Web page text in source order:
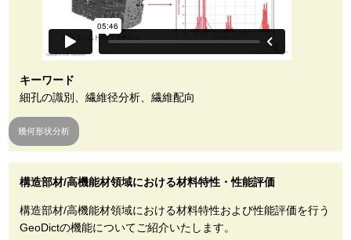
キーワード
細孔の識別、繊維径分析、繊維配向
幾何形状分析
構造部材/高機能材領域における材料特性・性能評価
構造部材/高機能材領域における材料特性および性能評価を行う
GeoDictの機能についてご紹介いたします。